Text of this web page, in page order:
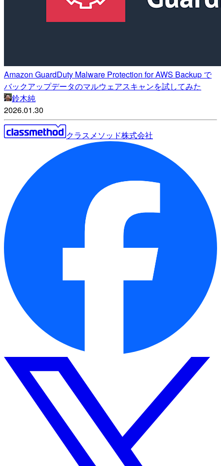
Amazon GuardDuty Malware Protection for AWS Backup で
バックアップデータのマルウェアスキャンを試してみた
鈴木純
2026.01.30
クラスメソッド株式会社